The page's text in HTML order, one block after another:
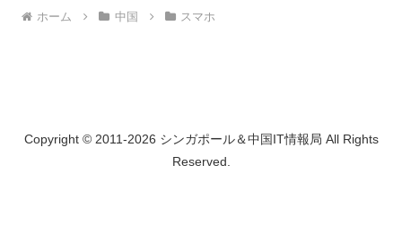
ホーム 中国 スマホ
Copyright © 2011-2026 シンガポール＆中国IT情報局 All Rights
Reserved.